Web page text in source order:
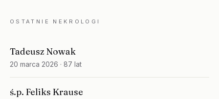
OSTATNIE NEKROLOGI
Tadeusz Nowak
20 marca 2026 · 87 lat
ś.p. Feliks Krause